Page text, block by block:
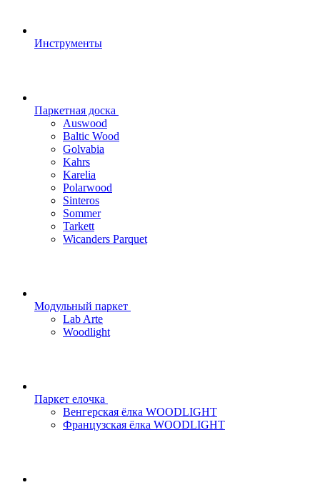
Инструменты
Паркетная доска
Auswood
Baltic Wood
Golvabia
Kahrs
Karelia
Polarwood
Sinteros
Sommer
Tarkett
Wicanders Parquet
Модульный паркет
Lab Arte
Woodlight
Паркет елочка
Венгерская ёлка WOODLIGHT
Французская ёлка WOODLIGHT